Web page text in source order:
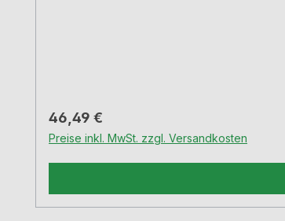
Regulärer Preis:
46,49 €
Preise inkl. MwSt. zzgl. Versandkosten